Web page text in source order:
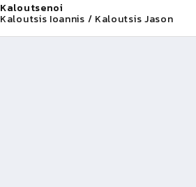
Kaloutsenoi
Kaloutsis Ioannis / Kaloutsis Jason